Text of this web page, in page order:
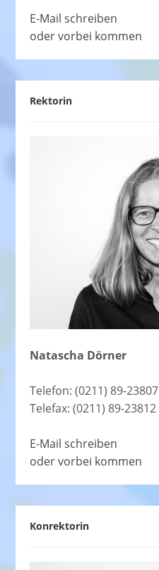
E-Mail schreiben
oder vorbei kommen
Rektorin
Natascha Dörner
Telefon: (0211) 89-23807
Telefax: (0211) 89-23812
E-Mail schreiben
oder vorbei kommen
Konrektorin